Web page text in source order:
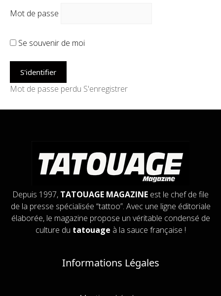
Mot de passe
Se souvenir de moi
Mot de passe perdu S'enregistrer
Depuis 1997, TATOUAGE MAGAZINE est le chef de file
de la presse spécialisée “tattoo”. Avec une ligne éditoriale
élaborée, le magazine propose un véritable condensé de
culture du tatouage à la sauce française !
Informations Légales